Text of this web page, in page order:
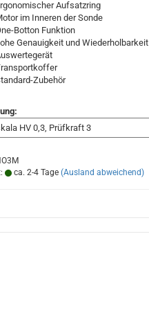
Aufsatzring
im Inneren der Sonde
Botton Funktion
Genauigkeit und Wiederholbarkeit
Zubehör
ca. 2-4 Tage (Ausland abweichend)